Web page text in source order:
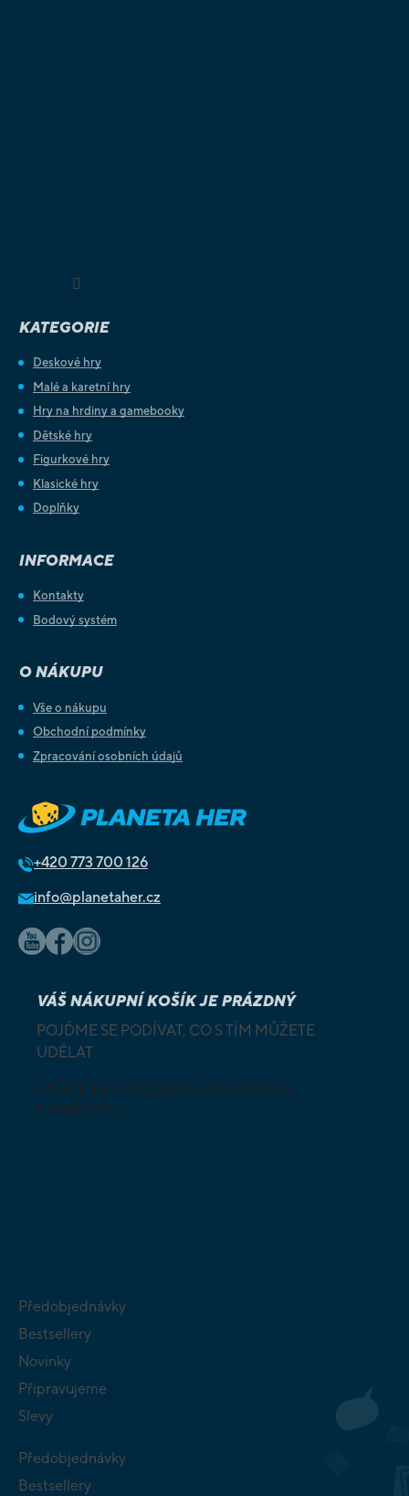
KATEGORIE
Deskové hry
Malé a karetní hry
Hry na hrdiny a gamebooky
Dětské hry
Figurkové hry
Klasické hry
Doplňky
INFORMACE
Kontakty
Bodový systém
O NÁKUPU
Vše o nákupu
Obchodní podmínky
Zpracování osobních údajů
+420 773 700 126
info@planetaher.cz
VÁŠ NÁKUPNÍ KOŠÍK JE PRÁZDNÝ
POJĎME SE PODÍVAT, CO S TÍM MŮŽETE
UDĚLAT
MŮŽETE PROZKOUMAT NAŠI
NABÍDKU
Předobjednávky
Bestsellery
Novinky
Připravujeme
Slevy
Předobjednávky
Bestsellery